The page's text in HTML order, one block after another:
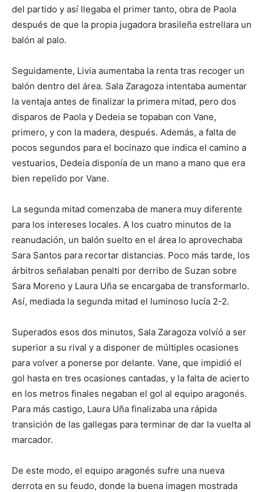
del partido y así llegaba el primer tanto, obra de Paola
después de que la propia jugadora brasileña estrellara un
balón al palo.
Seguidamente, Livia aumentaba la renta tras recoger un
balón dentro del área. Sala Zaragoza intentaba aumentar
la ventaja antes de finalizar la primera mitad, pero dos
disparos de Paola y Dedeia se topaban con Vane,
primero, y con la madera, después. Además, a falta de
pocos segundos para el bocinazo que indica el camino a
vestuarios, Dedeia disponía de un mano a mano que era
bien repelido por Vane.
La segunda mitad comenzaba de manera muy diferente
para los intereses locales. A los cuatro minutos de la
reanudación, un balón suelto en el área lo aprovechaba
Sara Santos para recortar distancias. Poco más tarde, los
árbitros señalaban penalti por derribo de Suzan sobre
Sara Moreno y Laura Uña se encargaba de transformarlo.
Así, mediada la segunda mitad el luminoso lucía 2-2.
Superados esos dos minutos, Sala Zaragoza volvíó a ser
superior a su rival y a disponer de múltiples ocasiones
para volver a ponerse por delante. Vane, que impidió el
gol hasta en tres ocasiones cantadas, y la falta de acierto
en los metros finales negaban el gol al equipo aragonés.
Para más castigo, Laura Uña finalizaba una rápida
transición de las gallegas para terminar de dar la vuelta al
marcador.
De este modo, el equipo aragonés sufre una nueva
derrota en su feudo, donde la buena imagen mostrada